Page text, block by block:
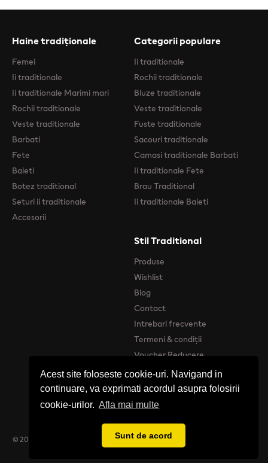
Acest site foloseste cookie-uri. Navigand in
continuare, va exprimati acordul asupra folosirii
cookie-urilor. Afla mai multe
Sunt de acord
Haine tradiționale
Femei
Ii traditionale
Ii traditionale Marimi mari
Rochii traditionale
Veste traditionale
Barbati
Fete
Baieti
Botez traditional
Seturi ii traditionale
Accesorii
Categorii populare
Ii traditionale
Rochii traditionale
Bluze traditionale
Veste traditionale
Fuste traditionale
Sacouri traditionale
Camasi traditionale Barbati
Ii traditionale Fete
Brau Traditional
Ii traditionale Baieti
Stil Traditional
Produse
Wishlist
Blog
Contact
Intrebari frecvente
Termeni & condiții
Voucher Reducere
© 2026 Stil Tradițional - Catalog online de produse Tradiționale Românești